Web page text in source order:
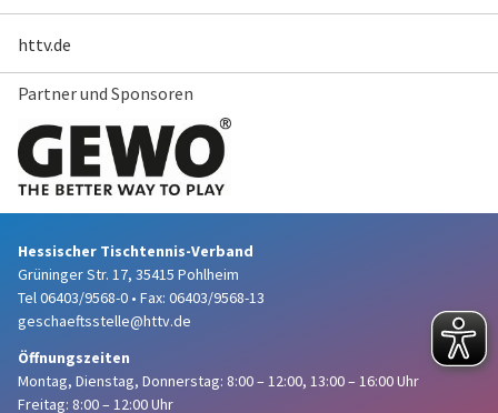
httv.de
Partner und Sponsoren
Hessischer Tischtennis-Verband
Grüninger Str. 17, 35415 Pohlheim
Tel 06403/9568-0 • Fax: 06403/9568-13
geschaeftsstelle@httv.de
Öffnungszeiten
Montag, Dienstag, Donnerstag: 8:00 – 12:00, 13:00 – 16:00 Uhr
Freitag: 8:00 – 12:00 Uhr